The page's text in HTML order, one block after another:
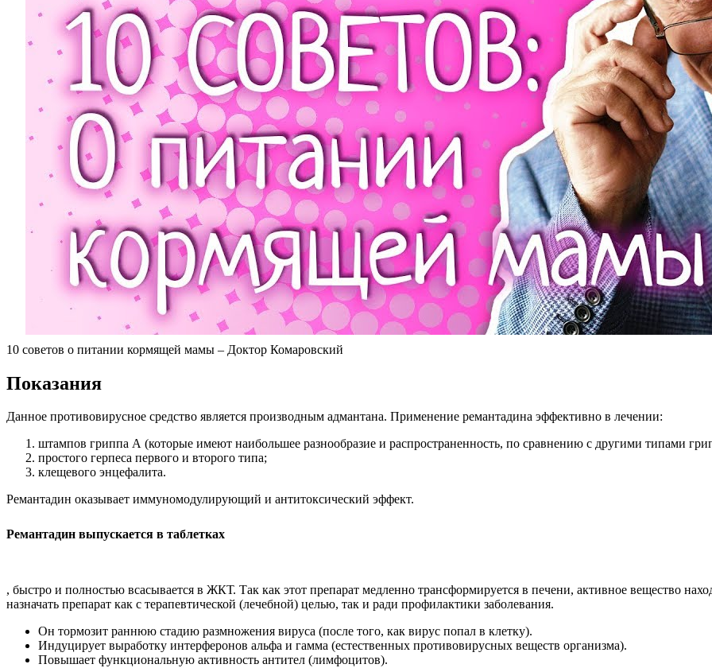
10 советов о питании кормящей мамы – Доктор Комаровский
Показания
Данное противовирусное средство является производным адмантана. Применение ремантадина эффективно в лечении:
штампов гриппа А (которые имеют наибольшее разнообразие и распространенность, по сравнению с другими типами
простого герпеса первого и второго типа;
клещевого энцефалита.
Ремантадин оказывает иммуномодулирующий и антитоксический эффект.
Ремантадин выпускается в таблетках
, быстро и полностью всасывается в ЖКТ. Так как этот препарат медленно трансформируется в печени, активное вещество
назначать препарат как с терапевтической (лечебной) целью, так и ради профилактики заболевания.
Он тормозит раннюю стадию размножения вируса (после того, как вирус попал в клетку).
Индуцирует выработку интерферонов альфа и гамма (естественных противовирусных веществ организма).
Повышает функциональную активность антител (лимфоцитов).